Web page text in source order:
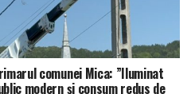
comunei Mica: ”Iluminat
modern și consum redus de